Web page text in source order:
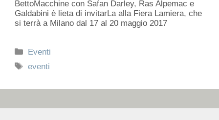
BettoMacchine con Safan Darley, Ras Alpemac e
Galdabini è lieta di invitarLa alla Fiera Lamiera, che
si terrà a Milano dal 17 al 20 maggio 2017
Categorie
Eventi
Tag
eventi